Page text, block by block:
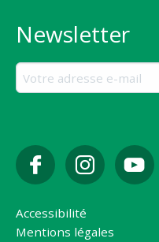
Newsletter
Accessibilité
Mentions légales